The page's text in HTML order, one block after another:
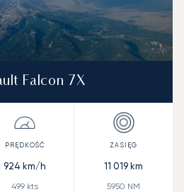
Falcon 7X
924 km/h
499 kts
11 019 km
5950 NM